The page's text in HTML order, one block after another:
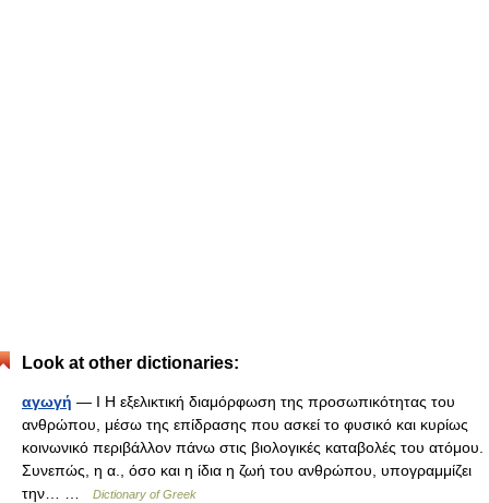
Look at other dictionaries:
αγωγή — I Η εξελικτική διαμόρφωση της προσωπικότητας του
ανθρώπου, μέσω της επίδρασης που ασκεί το φυσικό και κυρίως
κοινωνικό περιβάλλον πάνω στις βιολογικές καταβολές του ατόμου.
Συνεπώς, η α., όσο και η ίδια η ζωή του ανθρώπου, υπογραμμίζει
την… …
Dictionary of Greek